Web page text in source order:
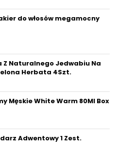
do włosów megamocny
Z Naturalnego Jedwabiu Na
Herbata 4Szt.
Męskie White Warm 80Ml Box
Adwentowy 1 Zest.